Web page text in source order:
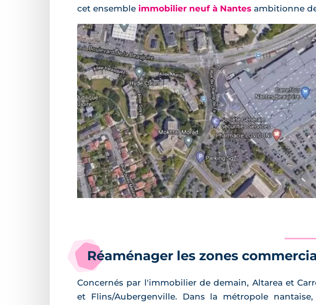
cet ensemble immobilier neuf à Nantes ambitionne
Réaménager les zones
Concernés par l'immobilier de demain, Altarea et
et Flins/Aubergenville. Dans la métropole